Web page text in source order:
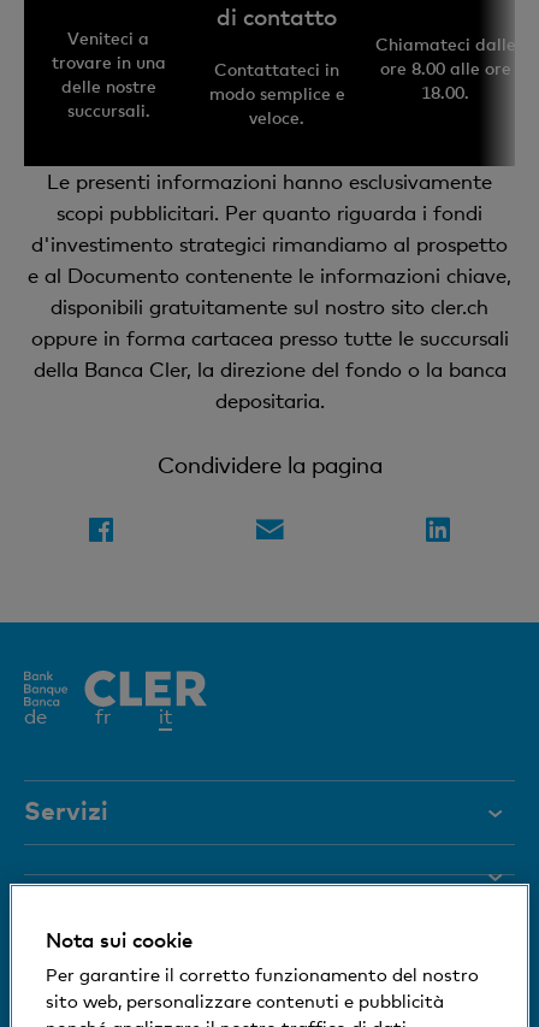
Veniteci a
trovare in una
delle nostre
succursali.
di contatto
Contattateci in
modo semplice e
veloce.
Chiamateci dalle
ore 8.00 alle ore
18.00.
Le presenti informazioni hanno esclusivamente
scopi pubblicitari. Per quanto riguarda i fondi
d'investimento strategici rimandiamo al prospetto
e al Documento contenente le informazioni chiave,
disponibili gratuitamente sul nostro sito cler.ch
oppure in forma cartacea presso tutte le succursali
della Banca Cler, la direzione del fondo o la banca
depositaria.
Condividere la pagina
de fr itElemento
Servizi
Organi dirigenti
Siamo a vostra disposizione
Nota sui cookie
Per garantire il corretto funzionamento del nostro
sito web, personalizzare contenuti e pubblicità